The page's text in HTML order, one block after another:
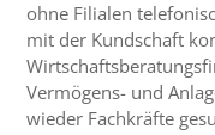
ohne Filialen
mit der Kundschaft
Vermögens- und
wieder Fachkräfte